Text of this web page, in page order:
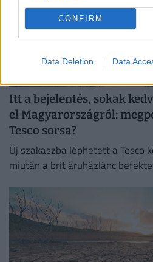
CONFIRM
Data Deletion Data
Itt a bejelentés, sokak
el Magyarországról:
Tesco sorsa?
Új szakaszba léphetett a Tesco
miután a brit áruházlánc